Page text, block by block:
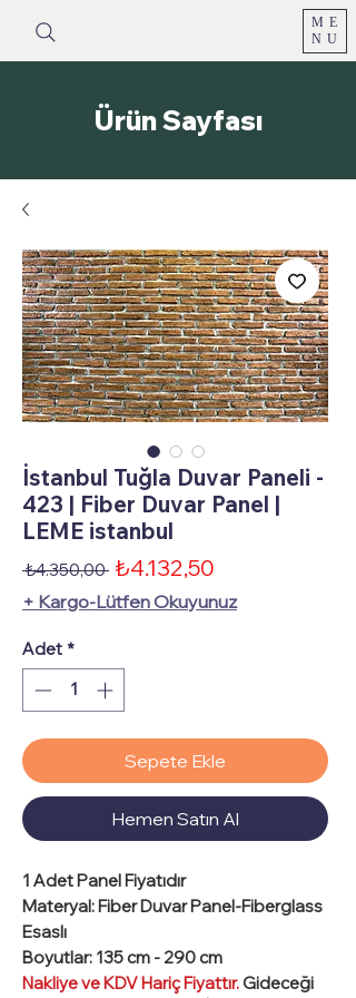
ME
NU
Ürün Sayfası
İstanbul Tuğla Duvar Paneli -
423 | Fiber Duvar Panel |
LEME istanbul
₺4.350,00 Normal
Fiyat
₺4.132,50
+ Kargo-Lütfen Okuyunuz
Adet *
Sepete Ekle
Hemen Satın Al
1 AdetPanel Fiyatıdır
Materyal: Fiber Duvar Panel-Fiberglass
Esaslı
Boyutlar: 135 cm - 290 cm
Nakliye ve KDV Hariç Fiyattır.Gideceği